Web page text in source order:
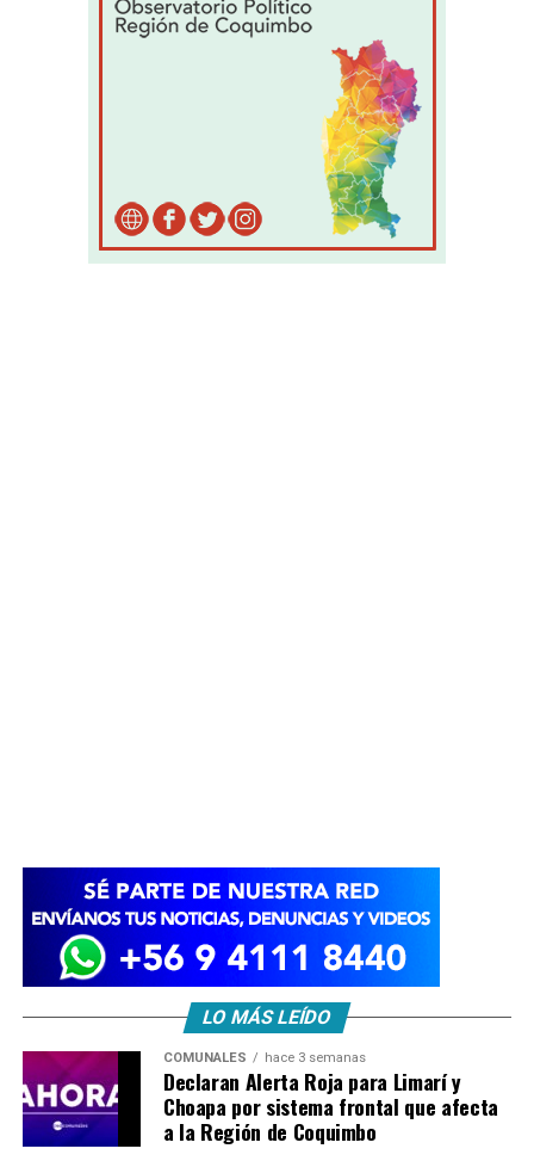
LO MÁS LEÍDO
COMUNALES hace 3 semanas
Declaran Alerta Roja para Limarí y
Choapa por sistema frontal que afecta
a la Región de Coquimbo